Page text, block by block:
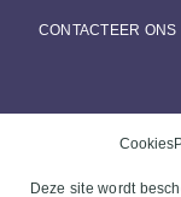
CONTACTEER ONS
Cookies
Deze site wordt